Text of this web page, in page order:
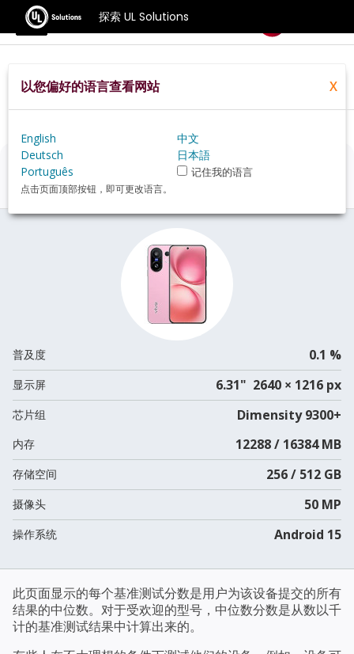
探索 UL Solutions
基准测试
Home Zh Hans Hardware
Vivo+X200+FE+review
Vivo X200 FE评估
普及度 0.1 %
显示屏 6.31" 2640 × 1216 px
芯片组 Dimensity 9300+
内存 12288 / 16384 MB
存储空间 256 / 512 GB
摄像头 50 MP
操作系统 Android 15
此页面显示的每个基准测试分数是用户为该设备提交的所有
结果的中位数。对于受欢迎的型号，中位数分数是从数以千
计的基准测试结果中计算出来的。
以您偏好的语言查看网站 X
English
中文
Deutsch
日本語
Português
记住我的语言
点击页面顶部按钮，即可更改语言。